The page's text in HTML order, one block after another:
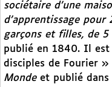
sociétaire d’une
d’apprentissage pour
garçons et filles, de 5
publié en 1840. Il est
disciples de Fourier
Mondeet publié dans